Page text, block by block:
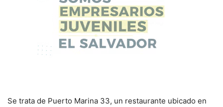
Se trata de Puerto Marina 33, un restaurante ubicado en